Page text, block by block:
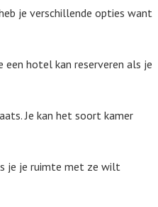
je verschillende opties want
hotel kan reserveren als je
Je kan het soort kamer
je je ruimte met ze wilt